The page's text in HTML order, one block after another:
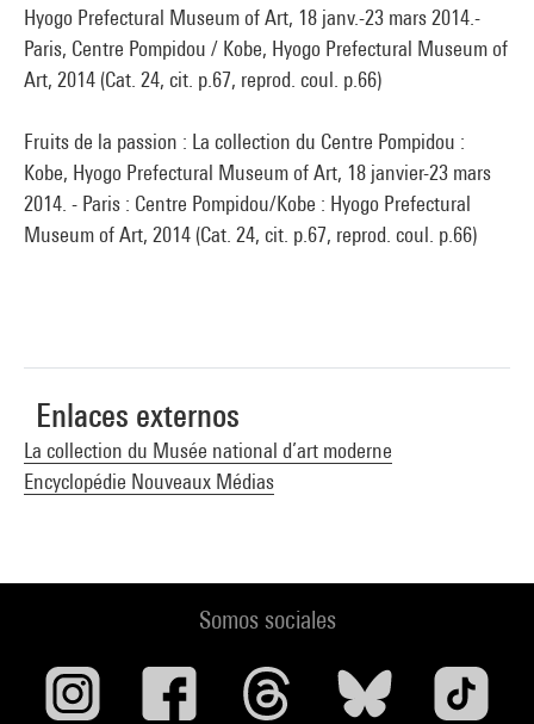
Hyogo Prefectural Museum of Art, 18 janv.-23 mars 2014.-
Paris, Centre Pompidou / Kobe, Hyogo Prefectural Museum of
Art, 2014 (Cat. 24, cit. p.67, reprod. coul. p.66)
Fruits de la passion : La collection du Centre Pompidou :
Kobe, Hyogo Prefectural Museum of Art, 18 janvier-23 mars
2014. - Paris : Centre Pompidou/Kobe : Hyogo Prefectural
Museum of Art, 2014 (Cat. 24, cit. p.67, reprod. coul. p.66)
Enlaces externos
La collection du Musée national d’art moderne
Encyclopédie Nouveaux Médias
Somos sociales